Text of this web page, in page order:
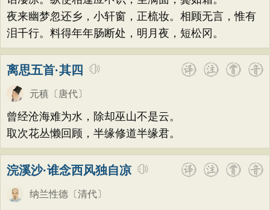
元宵节
寒食节 清明节
端午节
七夕节
中秋节
重阳节
托物言志
宋词精选
小学古诗
唐诗三百首
古诗三百首
古诗十九首
刘禹锡
李商隐 陶渊明
孟浩然
柳宗元
王安石 欧阳修
韦应物
温庭筠
刘长卿 王昌龄
杨万里
诸葛亮
范仲淹
晏几道
周邦彦
皮日休
左丘明 张九龄
黄庭坚
司马迁 皇甫冉
文天祥
刘辰翁
陈子昂
纳兰性德
夜来幽梦忽还乡，小轩窗，正梳妆。相顾无言，惟有
泪千行。料得年年肠断处，明月夜，短松冈。
离思五首·其四
元稹 〔唐代〕
曾经沧海难为水，除却巫山不是云。
取次花丛懒回顾，半缘修道半缘君。
浣溪沙·谁念西风独自凉
纳兰性德 〔清代〕